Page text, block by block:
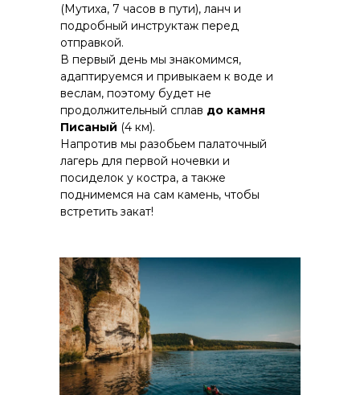
(Мутиха, 7 часов в пути), ланч и
подробный инструктаж перед
отправкой.
В первый день мы знакомимся,
адаптируемся и привыкаем к воде и
веслам, поэтому будет не
продолжительный сплав до камня
Писаный (4 км).
Напротив мы разобьем палаточный
лагерь для первой ночевки и
посиделок у костра, а также
поднимемся на сам камень, чтобы
встретить закат!